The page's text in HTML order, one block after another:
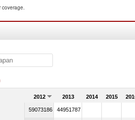
coverage.
2012 2013 2014 2015
59073186 44951787